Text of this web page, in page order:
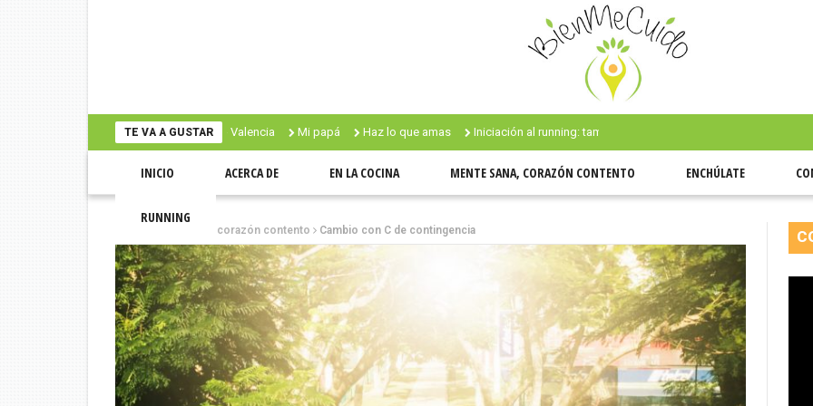
TE VA A GUSTAR
Valencia Mi papá Haz lo que amas Iniciación al running: también fui #newbie ¿Qué tan fangoso se puede
INICIO ACERCA DE EN LA COCINA MENTE SANA, CORAZÓN CONTENTO ENCHÚLATE
RUNNING
Mente sana, corazón contento Cambio con C de contingencia